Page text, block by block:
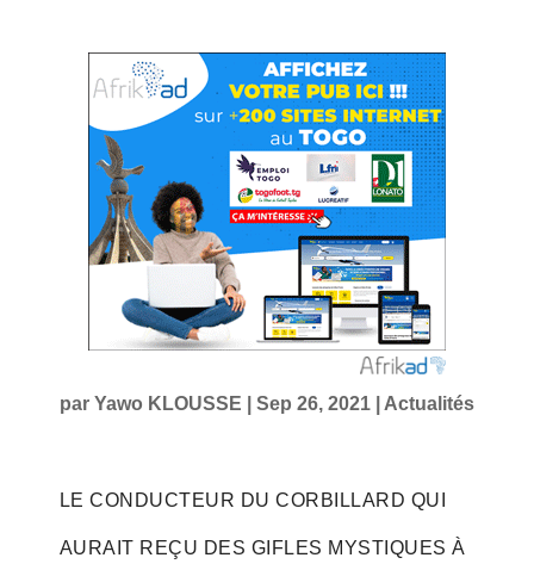
par Yawo KLOUSSE Sep 26, 2021| Actualités
LE CONDUCTEUR DU CORBILLARD QUI
AURAIT REÇU DES GIFLES MYSTIQUES À